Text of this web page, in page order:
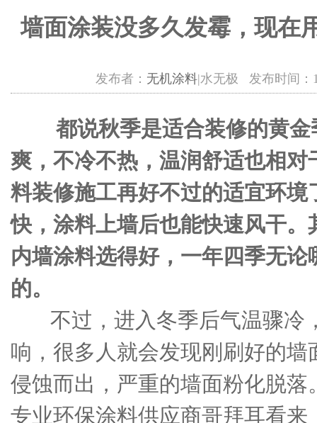
墙面涂装没多久发霉，现在
发布者： 无机涂料|水无极 发布时间：
都说秋季是适合装修的黄金
爽，不冷不热，温润舒适也相
料装修施工再好不过的适宜环
快，涂料上墙后也能快速风干。
内墙涂料选得好，一年四季无
的。
不过，进入冬季后气温骤冷
响，很多人就会发现刚刷好的
侵蚀而出，严重的墙面粉化脱
专业环保涂料供应商哥拜耳看